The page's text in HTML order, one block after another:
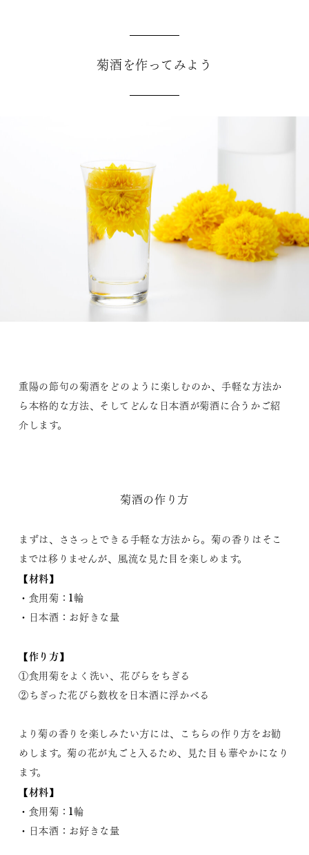
菊酒を作ってみよう
重陽の節句の菊酒をどのように楽しむのか、手軽な方法か
ら本格的な方法、そしてどんな日本酒が菊酒に合うかご紹
介します。
菊酒の作り方
まずは、ささっとできる手軽な方法から。菊の香りはそこ
までは移りませんが、風流な見た目を楽しめます。
【材料】
・食用菊：1輪
・日本酒：お好きな量
【作り方】
①食用菊をよく洗い、花びらをちぎる
②ちぎった花びら数枚を日本酒に浮かべる
より菊の香りを楽しみたい方には、こちらの作り方をお勧
めします。菊の花が丸ごと入るため、見た目も華やかになり
ます。
【材料】
・食用菊：1輪
・日本酒：お好きな量